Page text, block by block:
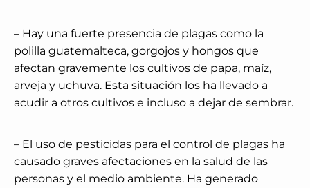
– Hay una fuerte presencia de plagas como la
polilla guatemalteca, gorgojos y hongos que
afectan gravemente los cultivos de papa, maíz,
arveja y uchuva. Esta situación los ha llevado a
acudir a otros cultivos e incluso a dejar de sembrar.
– El uso de pesticidas para el control de plagas ha
causado graves afectaciones en la salud de las
personas y el medio ambiente. Ha generado